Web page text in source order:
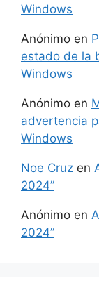
Windows
Anónimo en
estado de la
Windows
Anónimo en
advertencia
Windows
Noe Cruz en
2024”
Anónimo en
2024”